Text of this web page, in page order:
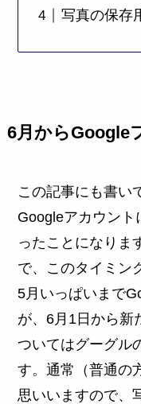
写真の保存
6月からGoogle
この記事にも書い
Googleアカウン
ったことになりま
で、このタイミン
5月いっぱいまで
が、6月1日から新
ついてはグーグル
す。通常（普通の
思いいますので、